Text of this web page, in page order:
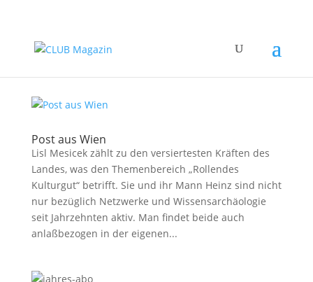
Post aus Wien
Lisl Mesicek zählt zu den versiertesten Kräften des
Landes, was den Themenbereich „Rollendes
Kulturgut“ betrifft. Sie und ihr Mann Heinz sind nicht
nur bezüglich Netzwerke und Wissensarchäologie
seit Jahrzehnten aktiv. Man findet beide auch
anlaßbezogen in der eigenen...